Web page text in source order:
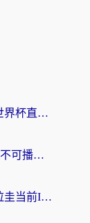
在国外怎么看美国 vs 澳大利亚世界杯直播？海外党必藏的中文解说观赛指南
在加拿大看抖音世界杯当前地区不可播放？海外党体育观赛终极指南
在海外看世界杯直播德国 vs 巴拉圭当前IP受限制？这篇指南帮你轻松解决地区限制